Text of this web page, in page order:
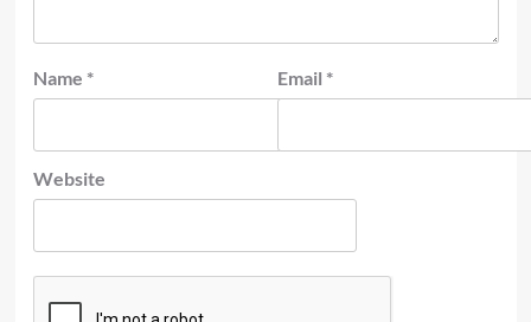
Name * Email *
Website